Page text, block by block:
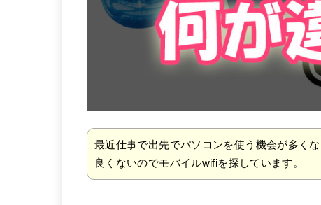
最近仕事で出先でパソコンを使う機会が多く
良くないのでモバイルwifiを探しています。